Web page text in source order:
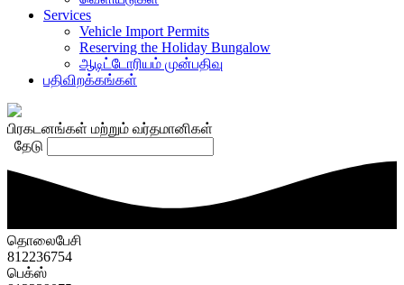
Services
Vehicle Import Permits
Reserving the Holiday Bungalow
ஆடிட்டோரியம் முன்பதிவு
பதிவிறக்கங்கள்
பிரகடனங்கள் மற்றும் வர்தமானிகள்
தேடு
தொலைபேசி
812236754
பெக்ஸ்